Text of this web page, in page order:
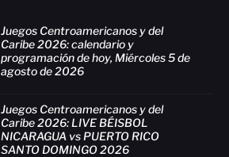
Juegos Centroamericanos y del
Caribe 2026: calendario y
programación de hoy, Miércoles 5 de
agosto de 2026
Juegos Centroamericanos y del
Caribe 2026: LIVE BÉISBOL
NICARAGUA vs PUERTO RICO
SANTO DOMINGO 2026